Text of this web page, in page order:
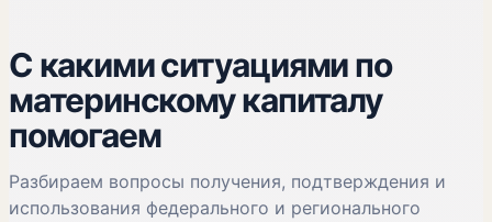
С какими ситуациями по
материнскому капиталу
помогаем
Разбираем вопросы получения, подтверждения и
использования федерального и регионального